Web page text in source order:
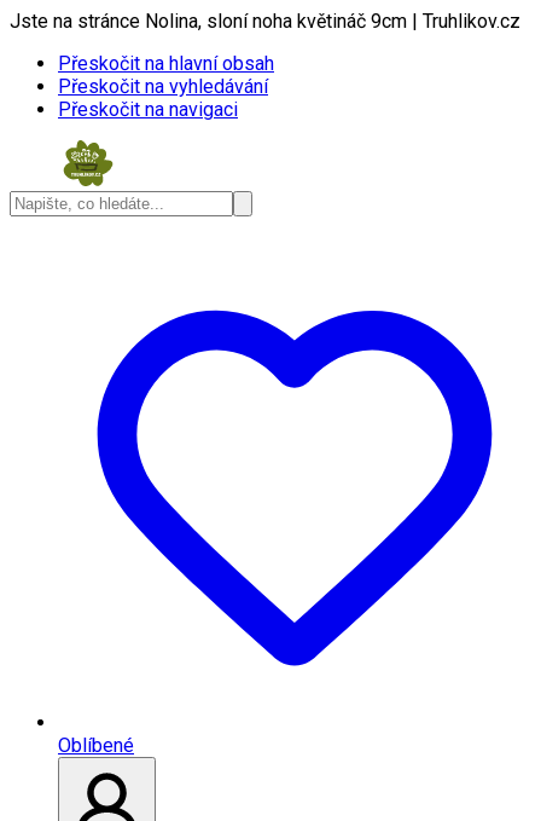
Jste na stránce Nolina, sloní noha květináč 9cm | Truhlikov.cz
Přeskočit na hlavní obsah
Přeskočit na vyhledávání
Přeskočit na navigaci
Oblíbené